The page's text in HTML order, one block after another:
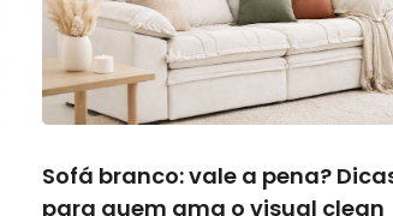
Sofá branco: vale a pena?
para quem ama o visual clean